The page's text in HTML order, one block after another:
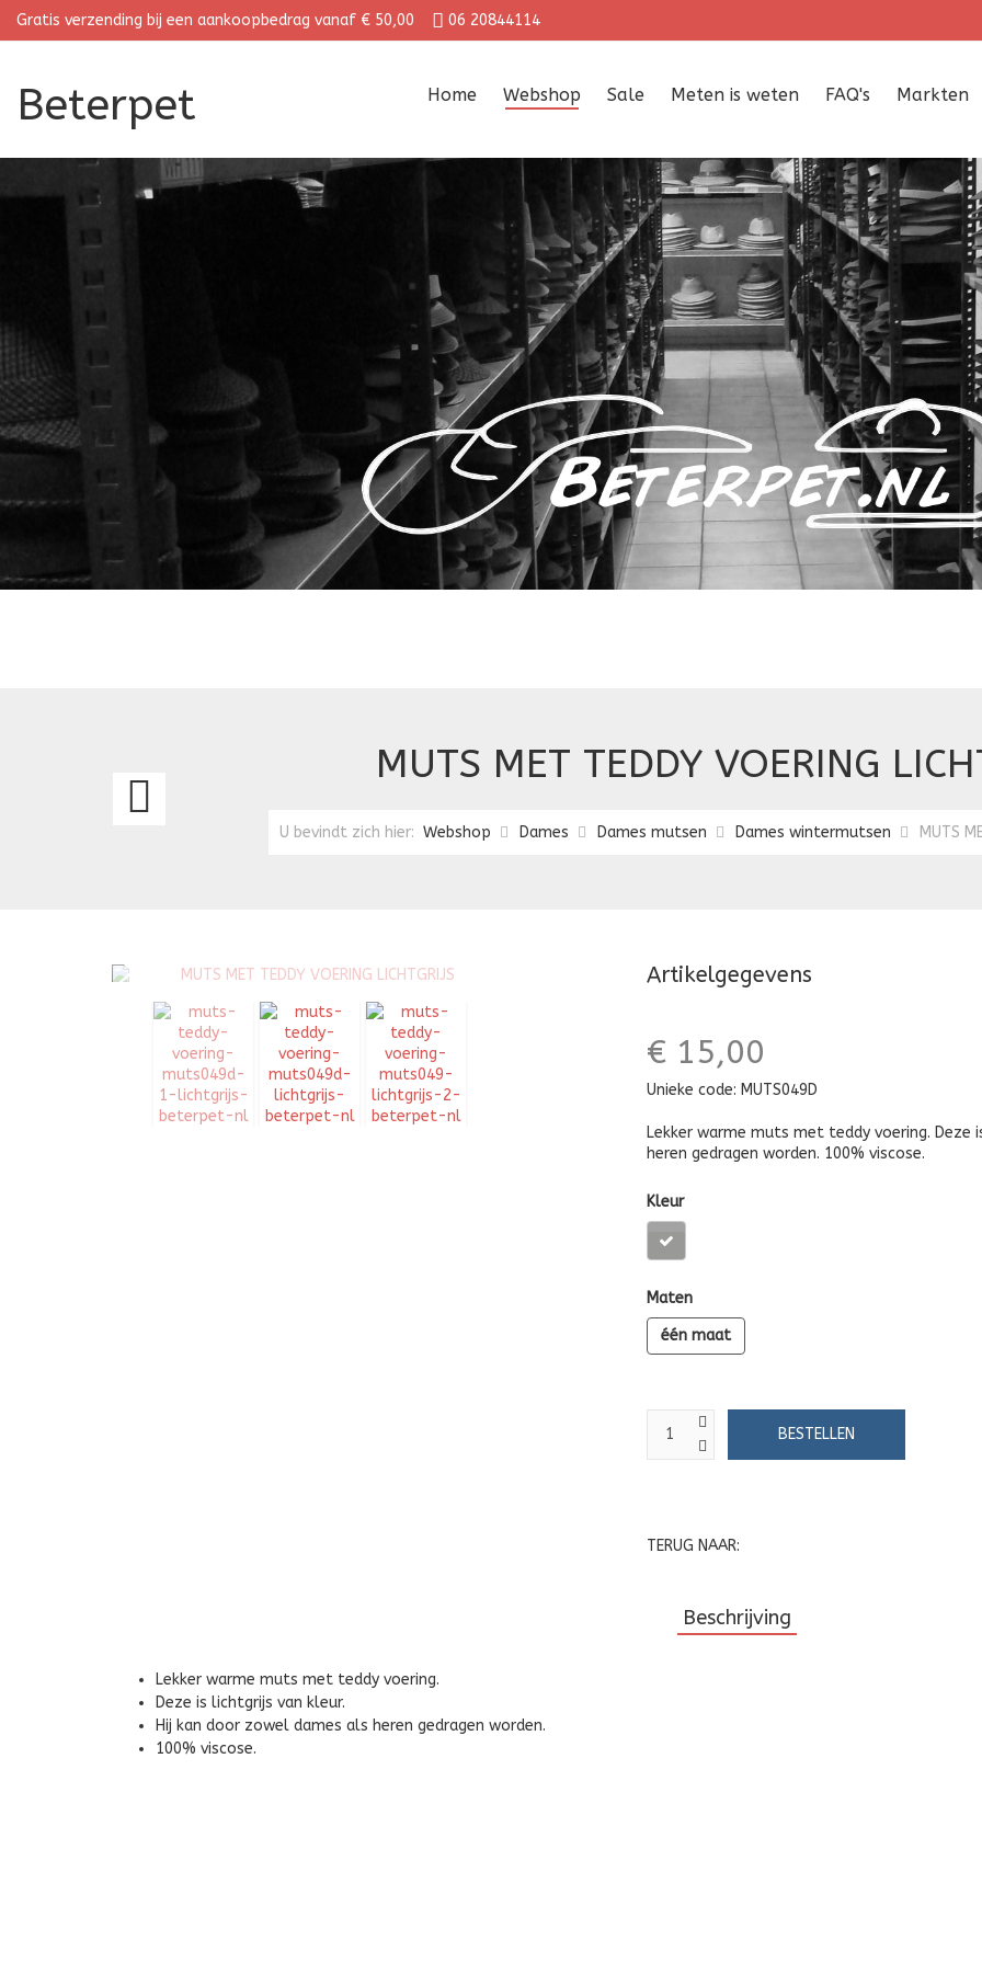
Gratis verzending bij een aankoopbedrag vanaf € 50,00 06 20844114
Beterpet Home Webshop Sale Meten is weten FAQ's Markten
MUTS MET TEDDY VOERING
U bevindt zich hier: Webshop Dames Dames mutsen Dames wintermutsen MUTS
BEIGE
Artikelgegevens
€ 15,00
Unieke code: MUTS049D
Lekker warme muts met teddy voering. Deze
heren gedragen worden. 100% viscose.
Kleur
Maten
één maat
TERUG NAAR:
Beschrijving
Lekker warme muts met teddy voering.
Deze is lichtgrijs van kleur.
Hij kan door zowel dames als heren gedragen worden.
100% viscose.